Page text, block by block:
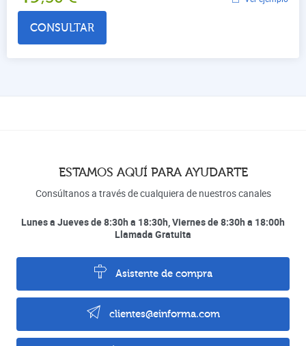
CONSULTAR
ESTAMOS AQUÍ PARA AYUDARTE
Consúltanos a través de cualquiera de nuestros canales
Lunes a Jueves de 8:30h a 18:30h, Viernes de 8:30h a 18:00h
Llamada Gratuita
Asistente de compra
clientes@einforma.com